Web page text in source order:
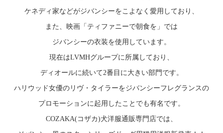
ケネディ家などがジバンシーをこよなく愛用しており、
また、映画「ティファニーで朝食を」では
ジバンシーの衣装を使用しています。
現在はLVMHグループに所属しており、
ディオールに続いて2番目に大きい部門です。
ハリウッド女優のリヴ・タイラーをジバンシーフレグランスの
プロモーションに起用したことでも有名です。
COZAKA(コザカ)犬洋服通販専門店では、